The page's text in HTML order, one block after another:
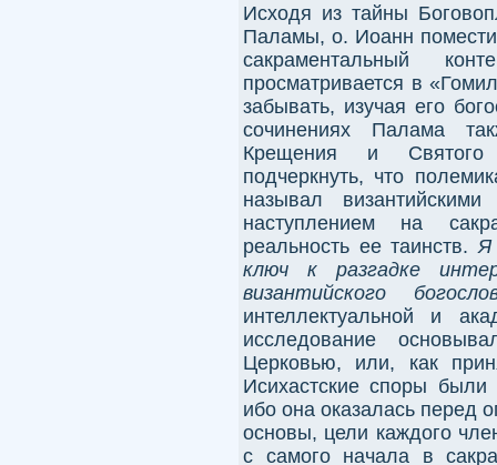
Исходя из тайны
Паламы, о. Иоанн
сакраментальный
просматривается в
забывать, изучая его
сочинениях Палама
Крещения и Святого
подчеркнуть, что
называл
наступлением на
реальность ее таинств. Я
ключ к разгадке
византийского
интеллектуальной и
исследование
Церковью, или, как
Исихастские споры
ибо она оказалась перед
основы, цели каждого
с самого начала в